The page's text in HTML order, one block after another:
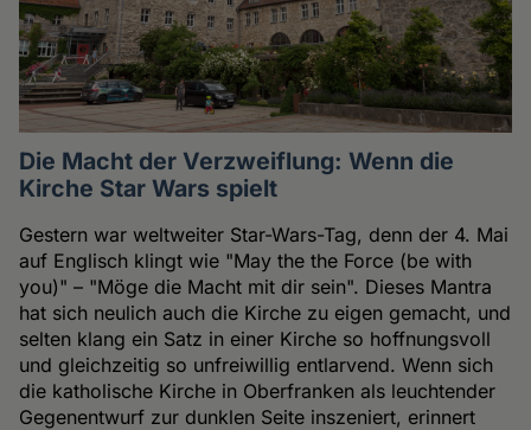
Die Macht der Verzweiflung: Wenn die
Kirche Star Wars spielt
Gestern war weltweiter Star-Wars-Tag, denn der 4. Mai
auf Englisch klingt wie "May the the Force (be with
you)" – "Möge die Macht mit dir sein". Dieses Mantra
hat sich neulich auch die Kirche zu eigen gemacht, und
selten klang ein Satz in einer Kirche so hoffnungsvoll
und gleichzeitig so unfreiwillig entlarvend. Wenn sich
die katholische Kirche in Oberfranken als leuchtender
Gegenentwurf zur dunklen Seite inszeniert, erinnert